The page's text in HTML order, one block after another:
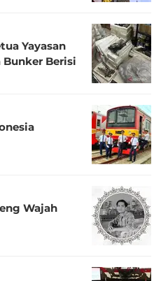
Yayasan
Bunker Berisi
Wajah